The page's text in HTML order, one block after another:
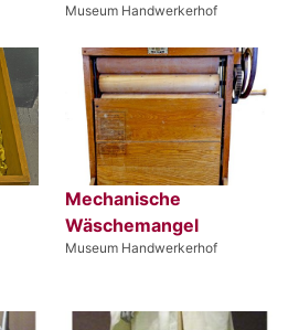
Museum Handwerkerhof
Mechanische
Wäschemangel
Museum Handwerkerhof